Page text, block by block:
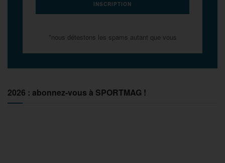
*nous détestons les spams autant que vous
2026 : abonnez-vous à SPORTMAG !